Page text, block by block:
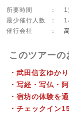
所要時間 ：
1
最少催行人数
：
1
催行会社
：
このツアーの
・武田信玄ゆか
・写経・写仏・
・宿坊の体験を
・チェックイン